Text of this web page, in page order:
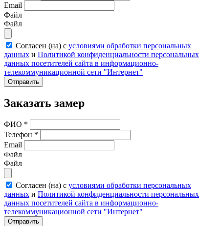
Email
Файл
Файл
Согласен (на) с условиями обработки персональных
данных и Политикой конфиденциальности персональных
данных посетителей сайта в информационно-
телекоммуникационной сети "Интернет"
Отправить
Заказать замер
ФИО *
Телефон *
Email
Файл
Файл
Согласен (на) с условиями обработки персональных
данных и Политикой конфиденциальности персональных
данных посетителей сайта в информационно-
телекоммуникационной сети "Интернет"
Отправить